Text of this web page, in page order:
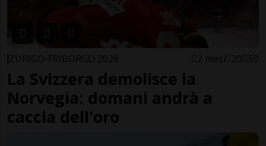
ZURIGO-FRIBORGO 2026 2 mesi 20 50
La Svizzera demolisce la
Norvegia: domani andrà a
caccia dell'oro